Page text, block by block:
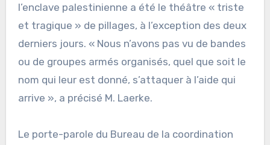
l’enclave palestinienne a été le théâtre « triste
et tragique » de pillages, à l’exception des deux
derniers jours. « Nous n’avons pas vu de bandes
ou de groupes armés organisés, quel que soit le
nom qui leur est donné, s’attaquer à l’aide qui
arrive », a précisé M. Laerke.
Le porte-parole du Bureau de la coordination